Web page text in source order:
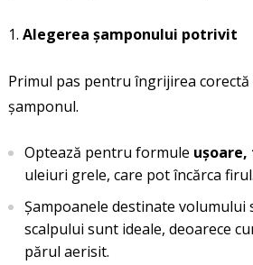
Alegerea șamponului potrivit
Primul pas pentru îngrijirea
șamponul.
Optează pentru formule
uleiuri grele, care pot încărca firul.
Șampoanele destinate volumului
scalpului sunt ideale, deoarece
părul aerisit.